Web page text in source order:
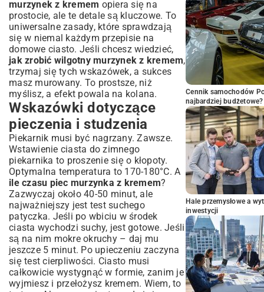
murzynek z kremem opiera się na
prostocie, ale te detale są kluczowe. To
uniwersalne zasady, które sprawdzają
się w niemal każdym przepisie na
domowe ciasto. Jeśli chcesz wiedzieć,
jak zrobić wilgotny murzynek z kremem,
trzymaj się tych wskazówek, a sukces
masz murowany. To prostsze, niż
myślisz, a efekt powala na kolana.
Wskazówki dotyczące
pieczenia i studzenia
Piekarnik musi być nagrzany. Zawsze.
Wstawienie ciasta do zimnego
piekarnika to proszenie się o kłopoty.
Optymalna temperatura to 170-180°C. A
ile czasu piec murzynka z kremem?
Zazwyczaj około 40-50 minut, ale
najważniejszy jest test suchego
patyczka. Jeśli po wbiciu w środek
ciasta wychodzi suchy, jest gotowe. Jeśli
są na nim mokre okruchy – daj mu
jeszcze 5 minut. Po upieczeniu zaczyna
się test cierpliwości. Ciasto musi
całkowicie wystygnąć w formie, zanim je
wyjmiesz i przełożysz kremem. Wiem, to
Cennik samochodów
najbardziej budżetowe?
Hale przemysłowe a
inwestycji